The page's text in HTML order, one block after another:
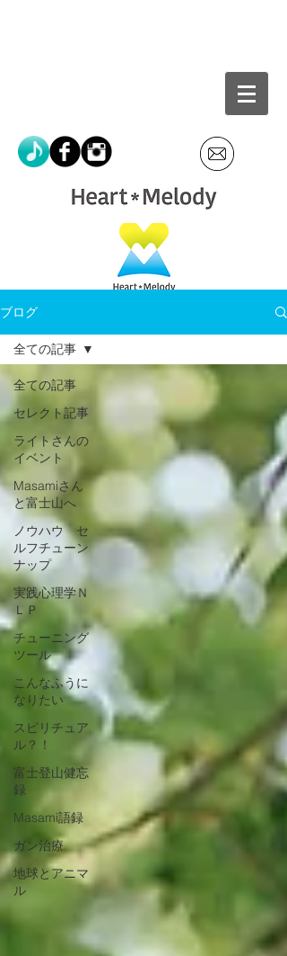
ブログ
全ての記事
セレクト記事
ライトさんの
イベント
Masamiさん
と富士山へ
ノウハウ セ
ルフチューン
ナップ
実践心理学Ｎ
ＬＰ
チューニング
ツール
こんなふうに
なりたい
スピリチュア
ル？！
富士登山健忘
録
Masami語録
ガン治療
地球とアニマ
ル
全ての記事